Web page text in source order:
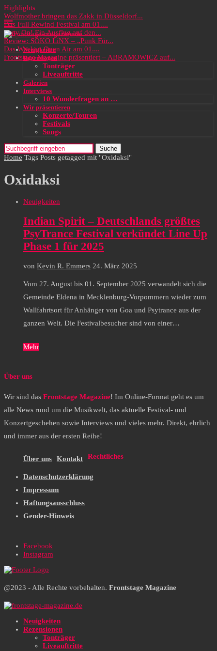
Highlights
Wolfmother bringen das Zakk in Düsseldorf...
Das Full Rewind Festival am 01....
Party On! Ein Ausflug auf den...
Review: SOKO LiNX – „Punk Für...
Das Wacken Open Air am 01....
Frontstage Magazine präsentiert – ABRAMOWICZ auf...
Neuigkeiten
Rezensionen
Tonträger
Liveauftritte
Galerien
Interviews
10 Wunderfragen an …
Wir präsentieren
Konzerte/Touren
Festivals
Songs
Suche
Home Tags Posts getagged mit "Oxidaksi"
Oxidaksi
Neuigkeiten
Indian Spirit – Deutschlands größtes
PsyTrance Festival verkündet Line Up
Phase 1 für 2025
von Kevin R. Emmers 24. März 2025
Vom 27. August bis 01. September 2025 verwandelt sich die
Gemeinde Eldena in Mecklenburg-Vorpommern wieder zum
Wallfahrtsort für Anhänger von Goa und Psytrance aus der
ganzen Welt. Die Festivalbesucher sind von einer…
Mehr
Über uns
Wir sind das Frontstage Magazine! Im Online-Format geht es um
alle News rund um die Musikwelt, das aktuelle Festival- und
Konzertgeschehen sowie Interviews und vieles mehr. Direkt, ehrlich
und immer aus der ersten Reihe!
Über uns Kontakt Rechtliches
Datenschutzerklärung
Impressum
Haftungsausschluss
Gender-Hinweis
Facebook
Instagram
@2023 - Alle Rechte vorbehalten. Frontstage Magazine
Neuigkeiten
Rezensionen
Tonträger
Liveauftritte